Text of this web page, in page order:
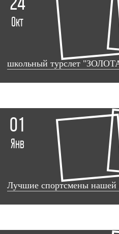
24
Окт
школьный турслет
01
Янв
Лучшие спортсмены